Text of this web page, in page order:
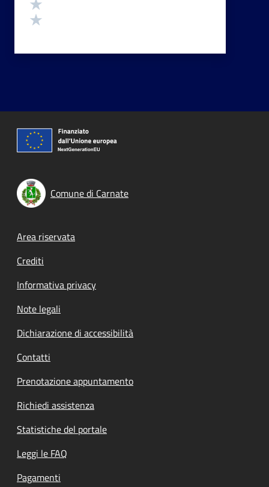
Comune di Carnate
Footer menu
Area riservata
Crediti
Informativa privacy
Note legali
Dichiarazione di accessibilità
Contatti
Prenotazione appuntamento
Richiedi assistenza
Statistiche del portale
Leggi le FAQ
Pagamenti